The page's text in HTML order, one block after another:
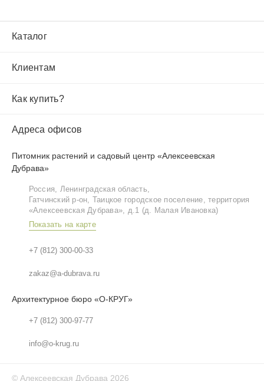
Каталог
Клиентам
Как купить?
Адреса офисов
Питомник растений и садовый центр «Алексеевская
Дубрава»
Россия, Ленинградская область,
Гатчинский р‑он, Таицкое городское поселение, территория
«Алексеевская Дубрава», д.1 (д. Малая Ивановка)
Показать на карте
+7 (812) 300-00-33
zakaz@a-dubrava.ru
Архитектурное бюро «О-КРУГ»
+7 (812) 300-97-77
info@o-krug.ru
© Алексеевская Дубрава 2026